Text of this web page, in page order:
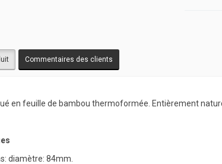
Commentaires des clients
en feuille de bambou thermoformée. Entièrement
diamètre: 84mm.